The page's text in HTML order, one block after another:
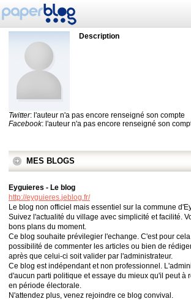
Description
Twitter: l'auteur n'a pas encore renseigné son compte
Facebook: l'auteur n'a pas encore renseigné son
MES BLOGS
Eyguieres - Le blog
http://eyguieres.jeblog.fr/
Le blog non officiel mais essentiel sur la commune
Suivez l'actualité du village avec simplicité et facilité.
bons plans du moment.
Ce blog souhaite prévilegier l'echange. C'est pour
possibilité de commenter les articles ou bien de
après que celui-ci soit valider par l'administrateur.
Ce blog est indépendant et non professionnel.
d'aucun parti politique et essaye du mieux qu'il peut à
en période électorale.
N'attendez plus, venez rejoindre ce blog convival.